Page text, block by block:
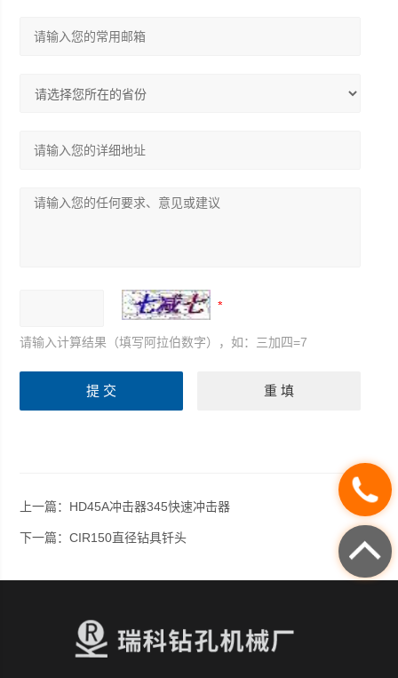
请输入计算结果（填写阿拉伯数字），如：三加四=7
上一篇： HD45A冲击器345快速冲击器
下一篇：CIR150直径钻具钎头